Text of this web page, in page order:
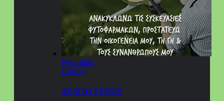
Permalink
Gallery
ΔΕΛΤΙΟ ΤΥΠΟΥ